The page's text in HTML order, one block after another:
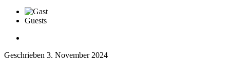
Guests
Geschrieben 3. November 2024